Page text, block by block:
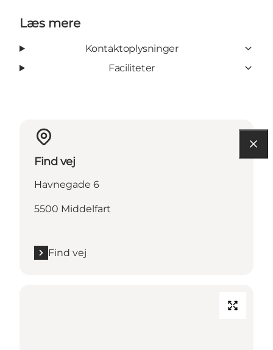
Læs mere
Kontaktoplysninger
Faciliteter
Find vej
Havnegade 6
5500 Middelfart
Find vej